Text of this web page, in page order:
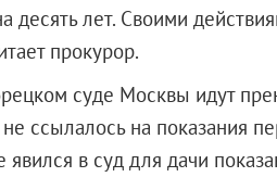
десять лет. Своими
прокурор.
суде Москвы идут
ссылалось на показания
в суд для дачи